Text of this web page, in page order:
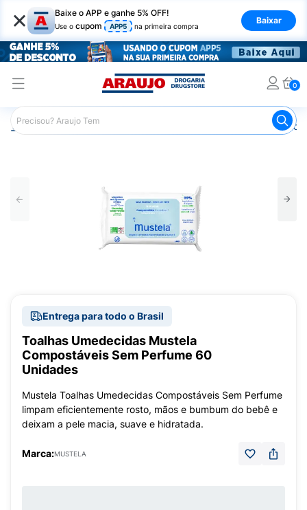
× Baixe o APP e ganhe 5% OFF!
Use o cupom APP5 na primeira compra
Baixar
0
Araujo Infantil Lenços Umedecidos
Entrega para todo o Brasil
Toalhas Umedecidas Mustela
Compostáveis Sem Perfume 60
Unidades
Mustela Toalhas Umedecidas Compostáveis Sem Perfume
limpam eficientemente rosto, mãos e bumbum do bebê e
deixam a pele macia, suave e hidratada.
Marca:MUSTELA